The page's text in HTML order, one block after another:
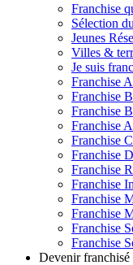
Franchise
Sélection
Jeunes
Villes &
Je suis
Franchise
Franchise
Franchise
Franchise
Franchise
Franchise
Franchise
Franchise
Franchise
Franchise
Franchise
Franchise
Devenir franchisé